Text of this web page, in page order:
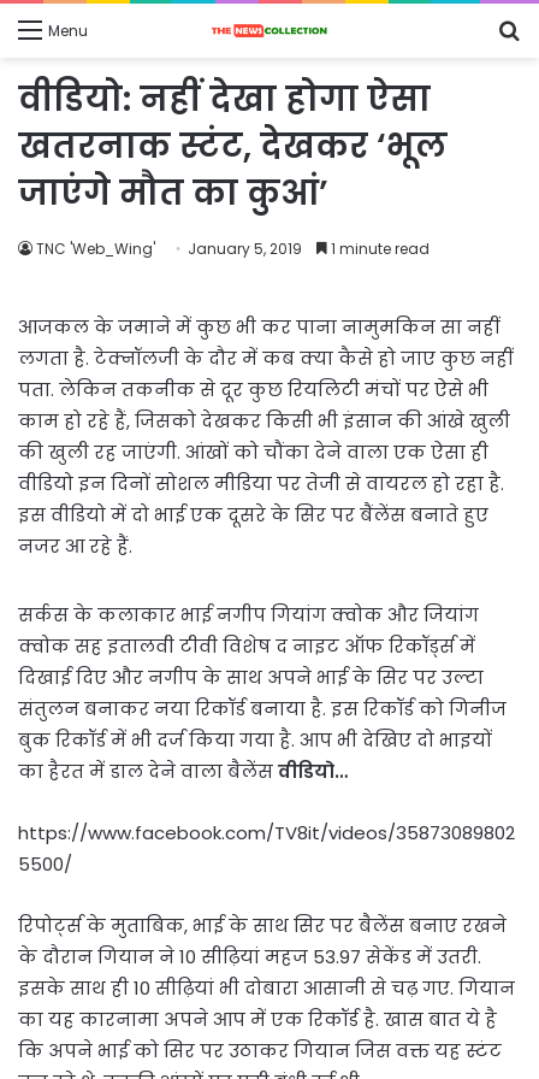
Menu
वीडियो: नहीं देखा होगा ऐसा
खतरनाक स्टंट, देखकर ‘भूल
जाएंगे मौत का कुआं’
TNC 'Web_Wing' January 5, 2019 1 minute read
आजकल के जमाने में कुछ भी कर पाना नामुमकिन सा नहीं
लगता है. टेक्नॉलजी के दौर में कब क्या कैसे हो जाए कुछ नहीं
पता. लेकिन तकनीक से दूर कुछ रियलिटी मंचों पर ऐसे भी
काम हो रहे हैं, जिसको देखकर किसी भी इंसान की आंखे खुली
की खुली रह जाएंगी. आंखों को चौंका देने वाला एक ऐसा ही
वीडियो इन दिनों सोशल मीडिया पर तेजी से वायरल हो रहा है.
इस वीडियो में दो भाई एक दूसरे के सिर पर बैंलेंस बनाते हुए
नजर आ रहे हैं.
सर्कस के कलाकार भाई नगीप गियांग क्वोक और जियांग
क्वोक सह इतालवी टीवी विशेष द नाइट ऑफ रिकॉर्ड्स में
दिखाई दिए और नगीप के साथ अपने भाई के सिर पर उल्टा
संतुलन बनाकर नया रिकॉर्ड बनाया है. इस रिकॉर्ड को गिनीज
बुक रिकॉर्ड में भी दर्ज किया गया है. आप भी देखिए दो भाइयों
का हैरत में डाल देने वाला बैलेंसवीडियो…
https://www.facebook.com/TV8it/videos/35873089802
5500/
रिपोर्ट्स के मुताबिक, भाई के साथ सिर पर बैलेंस बनाए रखने
के दौरान गियान ने 10 सीढ़ियां महज 53.97 सेकेंड में उतरी.
इसके साथ ही 10 सीढ़ियां भी दोबारा आसानी से चढ़ गए. गियान
का यह कारनामा अपने आप में एक रिकॉर्ड है. खास बात ये है
कि अपने भाई को सिर पर उठाकर गियान जिस वक्त यह स्टंट